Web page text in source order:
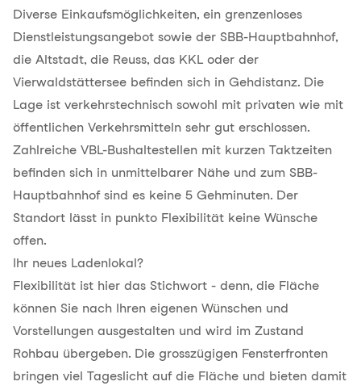
Diverse Einkaufsmöglichkeiten, ein grenzenloses
Dienstleistungsangebot sowie der SBB-Hauptbahnhof,
die Altstadt, die Reuss, das KKL oder der
Vierwaldstättersee befinden sich in Gehdistanz. Die
Lage ist verkehrstechnisch sowohl mit privaten wie mit
öffentlichen Verkehrsmitteln sehr gut erschlossen.
Zahlreiche VBL-Bushaltestellen mit kurzen Taktzeiten
befinden sich in unmittelbarer Nähe und zum SBB-
Hauptbahnhof sind es keine 5 Gehminuten. Der
Standort lässt in punkto Flexibilität keine Wünsche
offen.
Ihr neues Ladenlokal?
Flexibilität ist hier das Stichwort - denn, die Fläche
können Sie nach Ihren eigenen Wünschen und
Vorstellungen ausgestalten und wird im Zustand
Rohbau übergeben. Die grosszügigen Fensterfronten
bringen viel Tageslicht auf die Fläche und bieten damit